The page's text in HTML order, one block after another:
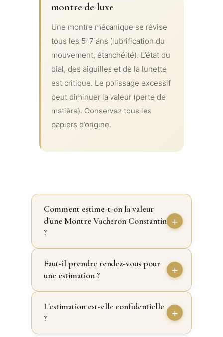
montre de luxe
Une montre mécanique se révise
tous les 5-7 ans (lubrification du
mouvement, étanchéité). L’état du
dial, des aiguilles et de la lunette
est critique. Le polissage excessif
peut diminuer la valeur (perte de
matière). Conservez tous les
papiers d’origine.
Comment estime-t-on la valeur
d'une Montre Vacheron Constantin
?
Faut-il prendre rendez-vous pour
une estimation ?
L'estimation est-elle confidentielle
?